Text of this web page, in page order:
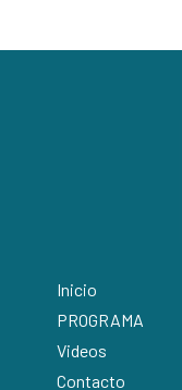
Inicio
PROGRAMA
Videos
Contacto